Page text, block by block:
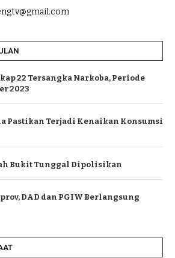
22 Tersangka Narkoba, Periode
2023
Pastikan Terjadi Kenaikan Konsumsi
Bukit Tunggal Dipolisikan
DAD dan PGIW Berlangsung